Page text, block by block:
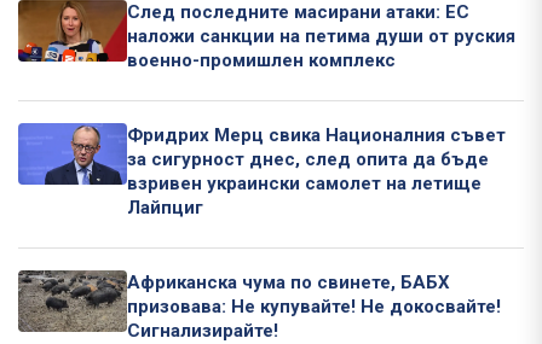
След последните масирани атаки: ЕС
наложи санкции на петима души от руския
военно-промишлен комплекс
Фридрих Мерц свика Националния съвет
за сигурност днес, след опита да бъде
взривен украински самолет на летище
Лайпциг
Африканска чума по свинете, БАБХ
призовава: Не купувайте! Не докосвайте!
Сигнализирайте!